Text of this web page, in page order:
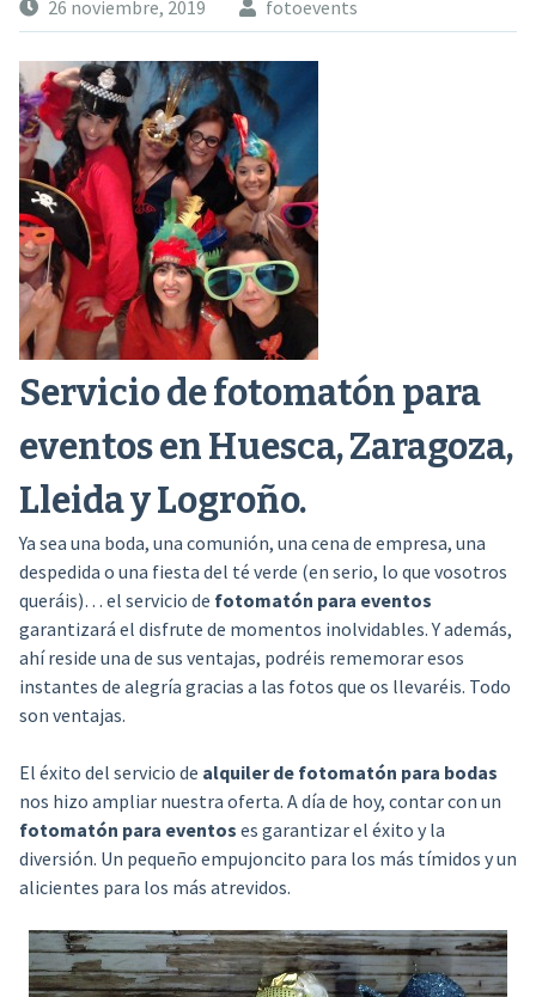
26 noviembre, 2019 fotoevents
Servicio de fotomatón para
eventos en Huesca, Zaragoza,
Lleida y Logroño.
Ya sea una boda, una comunión, una cena de empresa, una
despedida o una fiesta del té verde (en serio, lo que vosotros
queráis)… el servicio de fotomatón para eventos
garantizará el disfrute de momentos inolvidables. Y además,
ahí reside una de sus ventajas, podréis rememorar esos
instantes de alegría gracias a las fotos que os llevaréis. Todo
son ventajas.
El éxito del servicio de alquiler de fotomatón para bodas
nos hizo ampliar nuestra oferta. A día de hoy, contar con un
fotomatón para eventos es garantizar el éxito y la
diversión. Un pequeño empujoncito para los más tímidos y un
alicientes para los más atrevidos.